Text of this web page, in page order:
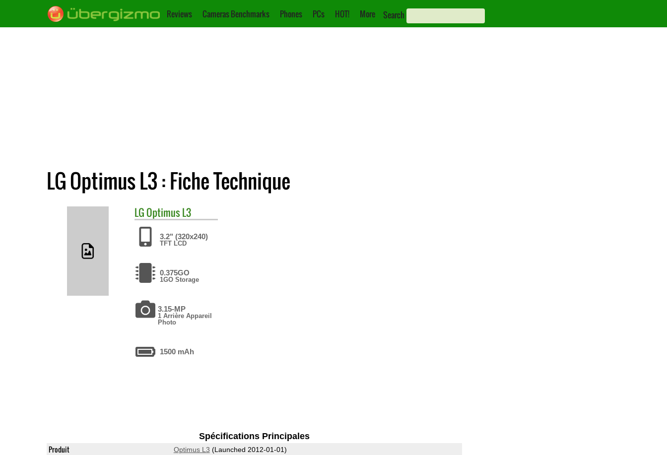
Reviews Cameras Benchmarks Phones PCs HOT! More Search
LG Optimus L3 : Fiche Technique
LG Optimus L3
3.2" (320x240)
TFT LCD
0.375GO
1GO Storage
3.15-MP
1 Arrière Appareil
Photo
1500 mAh
Spécifications Principales
Produit Optimus L3 (Launched 2012-01-01)